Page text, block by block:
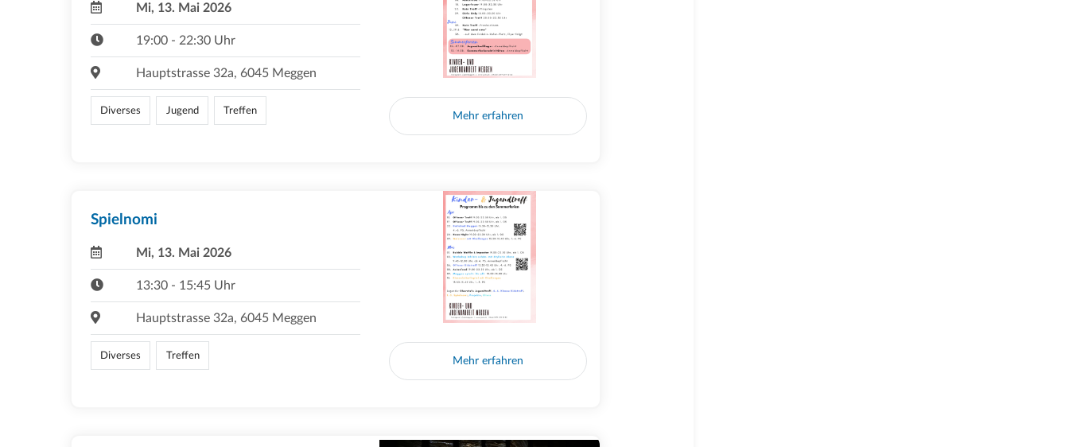
Mi, 13. Mai 2026
19:00 - 22:30 Uhr
Hauptstrasse 32a, 6045 Meggen
Diverses Jugend Treffen Mehr erfahren
Spielnomi
Mi, 13. Mai 2026
13:30 - 15:45 Uhr
Hauptstrasse 32a, 6045 Meggen
Diverses Treffen Mehr erfahren